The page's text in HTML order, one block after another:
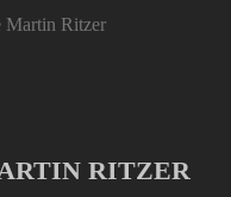
Martin Ritzer
RITZER